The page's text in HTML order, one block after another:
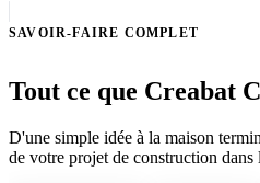
SAVOIR-FAIRE COMPLET
Tout ce que Creabat
D'une simple idée à la maison
de votre projet de construction dans